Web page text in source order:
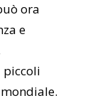
ora
e
piccoli